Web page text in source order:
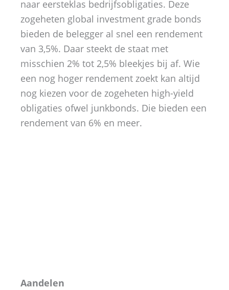
naar eersteklas bedrijfsobligaties. Deze
zogeheten global investment grade bonds
bieden de belegger al snel een rendement
van 3,5%. Daar steekt de staat met
misschien 2% tot 2,5% bleekjes bij af. Wie
een nog hoger rendement zoekt kan altijd
nog kiezen voor de zogeheten high-yield
obligaties ofwel junkbonds. Die bieden een
rendement van 6% en meer.
Aandelen